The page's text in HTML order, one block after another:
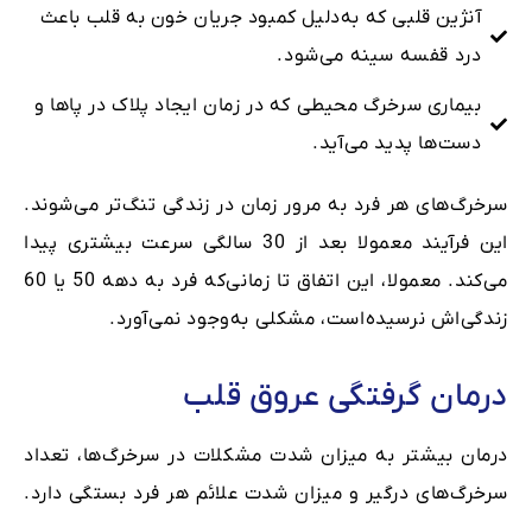
آنژین قلبی که به‌دلیل کمبود جریان خون به قلب باعث
درد قفسه سینه می‌شود.
بیماری سرخرگ محیطی که در زمان ایجاد پلاک در پاها و
دست‌ها پدید می‌آید.
سرخرگ‌های هر فرد به مرور زمان در زندگی‌ تنگ‌تر می‌شوند.
این فرآیند معمولا بعد از 30 سالگی سرعت بیشتری پیدا
می‌کند. معمولا، این اتفاق تا زمانی‌که فرد به دهه 50 یا 60
زندگی‌اش نرسیده‌است، مشکلی به‌وجود نمی‌آورد.
درمان گرفتگی عروق قلب
درمان‌ بیشتر به میزان شدت مشکلات در سرخرگ‌ها، تعداد
سرخرگ‌های درگیر و میزان شدت علائم هر فرد بستگی دارد.